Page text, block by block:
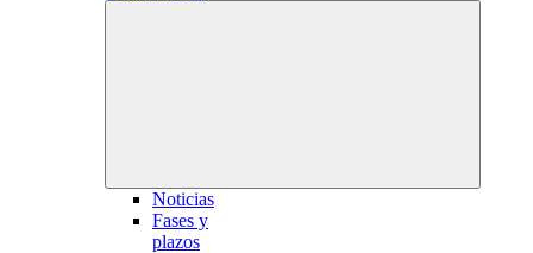
Noticias
Fases y
plazos